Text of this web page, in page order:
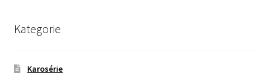
Kategorie
Karosérie